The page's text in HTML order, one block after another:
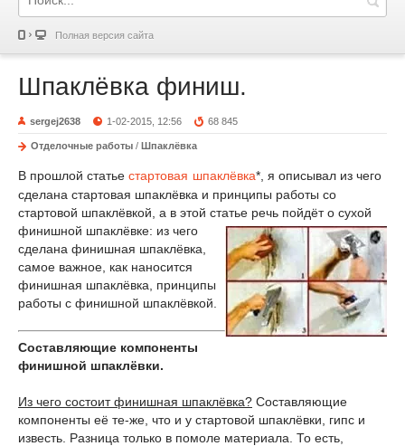
Полная версия сайта
Шпаклёвка финиш.
sergej2638 1-02-2015, 12:56 68 845
Отделочные работы / Шпаклёвка
В прошлой статье стартовая шпаклёвка*, я описывал из чего
сделана стартовая шпаклёвка и принципы работы со
стартовой шпаклёвкой, а в этой статье речь пойдёт о сухой
финишной шпаклёвке: из чего
сделана финишная шпаклёвка,
самое важное, как наносится
финишная шпаклёвка, принципы
работы с финишной шпаклёвкой.
Составляющие компоненты
финишной шпаклёвки.
Из чего состоит финишная шпаклёвка? Составляющие
компоненты её те-же, что и у стартовой шпаклёвки, гипс и
известь. Разница только в помоле материала. То есть,